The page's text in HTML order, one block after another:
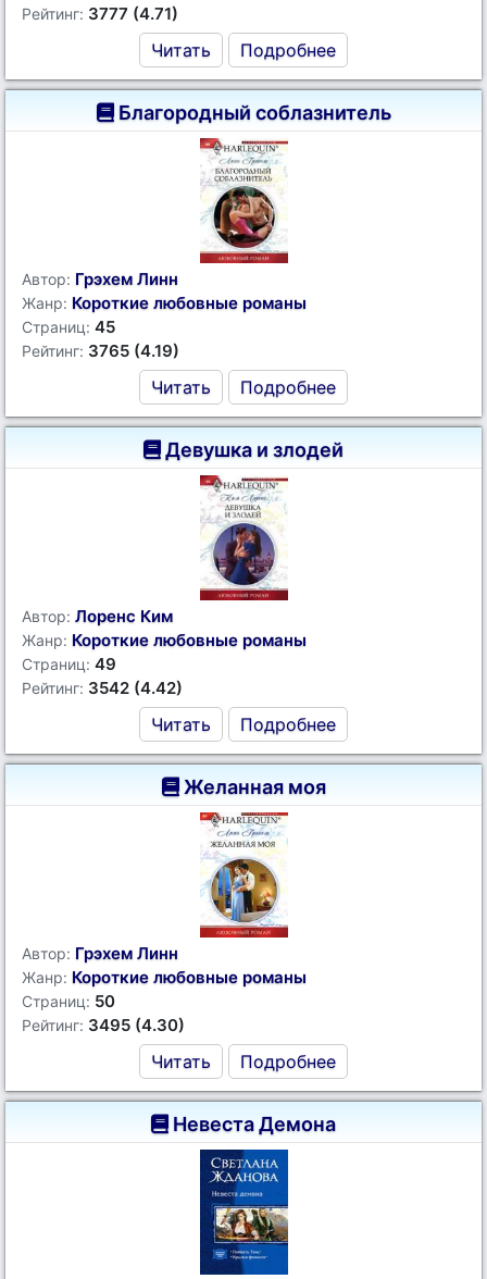
Рейтинг: 3777 (4.71)
Читать Подробнее
Благородный соблазнитель
Автор: Грэхем Линн
Жанр: Короткие любовные романы
Страниц: 45
Рейтинг: 3765 (4.19)
Читать Подробнее
Девушка и злодей
Автор: Лоренс Ким
Жанр: Короткие любовные романы
Страниц: 49
Рейтинг: 3542 (4.42)
Читать Подробнее
Желанная моя
Автор: Грэхем Линн
Жанр: Короткие любовные романы
Страниц: 50
Рейтинг: 3495 (4.30)
Читать Подробнее
Невеста Демона